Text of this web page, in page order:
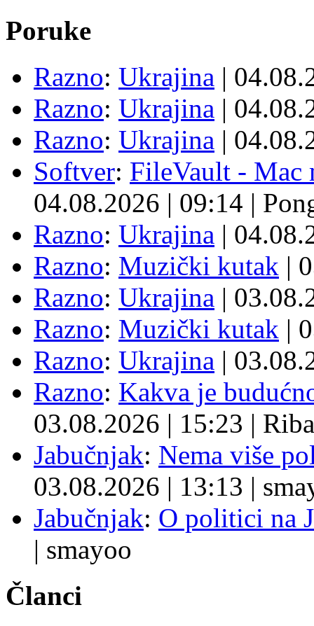
Poruke
Razno: Ukrajina |
Razno: Ukrajina |
Razno: Ukrajina |
Softver: FileVault - Mac
04.08.2026 | 09:14 |
Razno: Ukrajina |
Razno: Muzički kutak |
Razno: Ukrajina |
Razno: Muzički kutak |
Razno: Ukrajina |
Razno: Kakva je
03.08.2026 | 15:23 | Riba
Jabučnjak: Nema više
03.08.2026 | 13:13 |
Jabučnjak: O politici na
| smayoo
Članci